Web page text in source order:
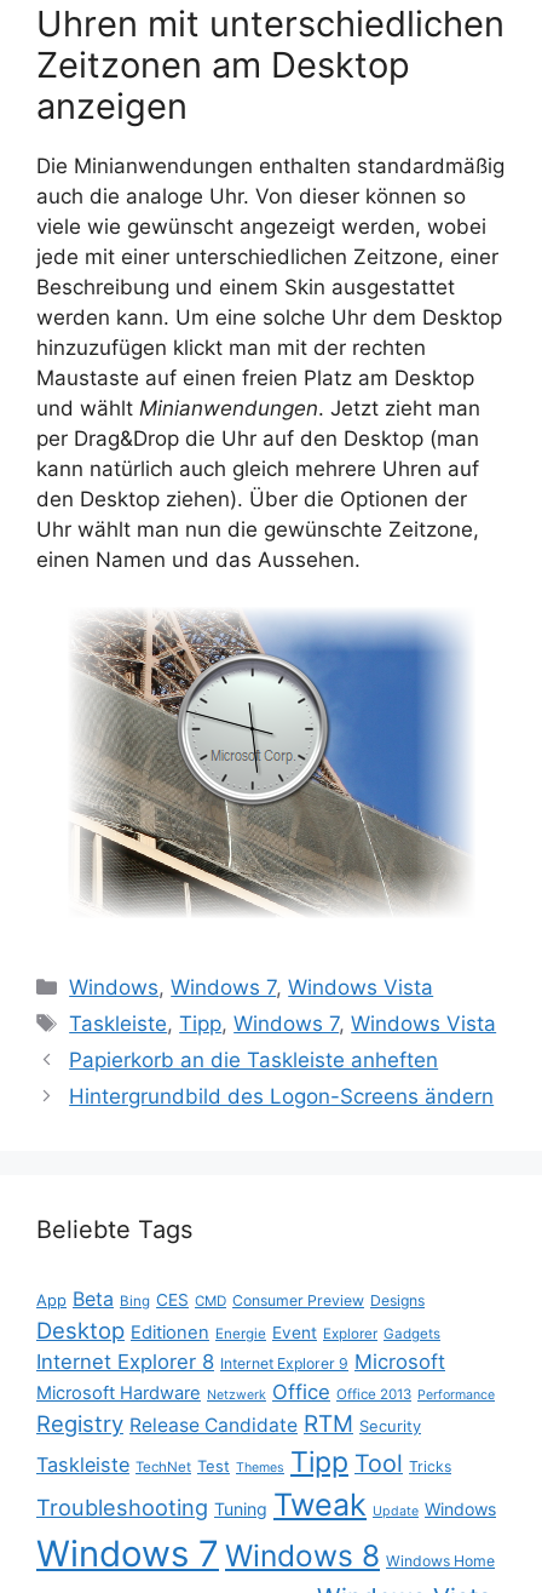
Uhren mit unterschiedlichen
Zeitzonen am Desktop
anzeigen
Die Minianwendungen enthalten standardmäßig
auch die analoge Uhr. Von dieser können so
viele wie gewünscht angezeigt werden, wobei
jede mit einer unterschiedlichen Zeitzone, einer
Beschreibung und einem Skin ausgestattet
werden kann. Um eine solche Uhr dem Desktop
hinzuzufügen klickt man mit der rechten
Maustaste auf einen freien Platz am Desktop
und wählt Minianwendungen. Jetzt zieht man
per Drag&Drop die Uhr auf den Desktop (man
kann natürlich auch gleich mehrere Uhren auf
den Desktop ziehen). Über die Optionen der
Uhr wählt man nun die gewünschte Zeitzone,
einen Namen und das Aussehen.
Kategorien
Windows,Windows 7,Windows Vista
Schlagwörter
Taskleiste,Tipp,Windows 7,Windows Vista
Papierkorb an die Taskleiste anheften
Hintergrundbild des Logon-Screens ändern
Beliebte Tags
App Beta Bing CES CMD Consumer Preview Designs
Desktop Editionen Energie Event Explorer Gadgets
Internet Explorer 8 Internet Explorer 9 Microsoft
Microsoft Hardware Netzwerk Office Office 2013 Performance
Registry Release Candidate RTM Security
Taskleiste TechNet Test Themes Tipp Tool Tricks
Troubleshooting Tuning Tweak Update Windows
Windows 7 Windows 8 Windows Home